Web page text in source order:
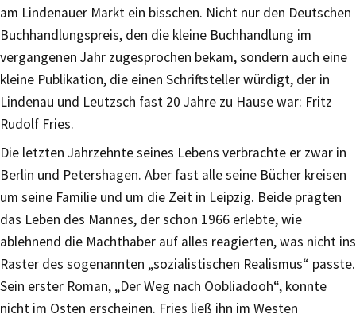
am Lindenauer Markt ein bisschen. Nicht nur den Deutschen
Buchhandlungspreis, den die kleine Buchhandlung im
vergangenen Jahr zugesprochen bekam, sondern auch eine
kleine Publikation, die einen Schriftsteller würdigt, der in
Lindenau und Leutzsch fast 20 Jahre zu Hause war: Fritz
Rudolf Fries.
Die letzten Jahrzehnte seines Lebens verbrachte er zwar in
Berlin und Petershagen. Aber fast alle seine Bücher kreisen
um seine Familie und um die Zeit in Leipzig. Beide prägten
das Leben des Mannes, der schon 1966 erlebte, wie
ablehnend die Machthaber auf alles reagierten, was nicht ins
Raster des sogenannten „sozialistischen Realismus“ passte.
Sein erster Roman, „Der Weg nach Oobliadooh“, konnte
nicht im Osten erscheinen. Fries ließ ihn im Westen